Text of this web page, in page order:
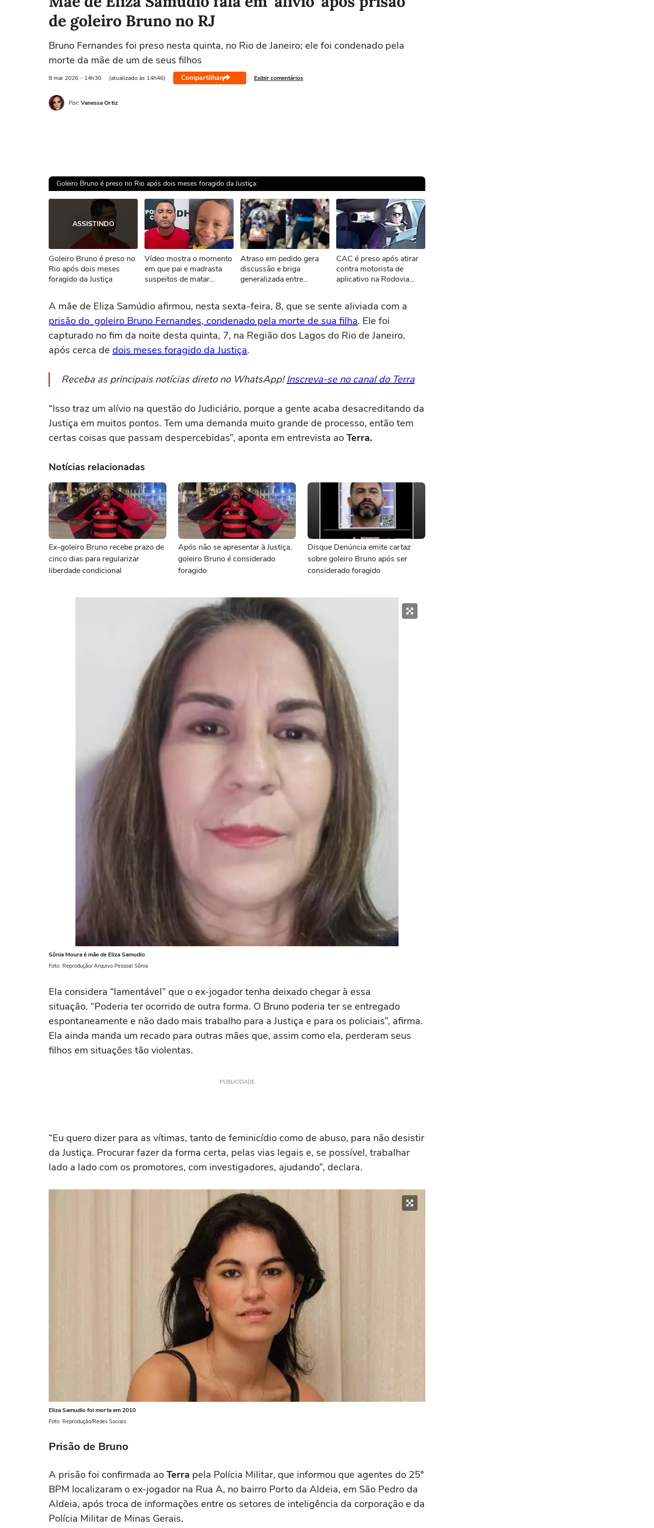
de goleiro Bruno no RJ
Bruno Fernandes foi preso nesta quinta, no Rio de Janeiro; ele foi condenado pela
morte da mãe de um de seus filhos
8 mai 2026 - 14h30 (atualizado às 14h46) Compartilhar Exibir comentários
Por: Vanessa Ortiz
Goleiro Bruno é preso no Rio após dois meses foragido da Justiça:
Ops!
Não foi possível reproduzir o vídeo
Tentar novamente
ASSISTINDO
Goleiro Bruno é preso no
Rio após dois meses
foragido da Justiça
Vídeo mostra o momento
em que pai e madrasta
suspeitos de matar
Atraso em pedido gera
discussão e briga
generalizada entre
CAC é preso após atirar
contra motorista de
aplicativo na Rodovia
A mãe de Eliza Samúdio afirmou, nesta sexta-feira, 8, que se sente aliviada com a
prisão do goleiro Bruno Fernandes, condenado pela morte de sua filha. Ele foi
capturado no fim da noite desta quinta, 7, na Região dos Lagos do Rio de Janeiro,
após cerca de dois meses foragido da Justiça.
Receba as principais notícias direto no WhatsApp!Inscreva-se no canal do Terra
“Isso traz um alívio na questão do Judiciário, porque a gente acaba desacreditando da
Justiça em muitos pontos. Tem uma demanda muito grande de processo, então tem
certas coisas que passam despercebidas”, aponta em entrevista aoTerra.
Notícias relacionadas
Ex-goleiro Bruno recebe prazo de
cinco dias para regularizar
liberdade condicional
Após não se apresentar à Justiça,
goleiro Bruno é considerado
foragido
Disque Denúncia emite cartaz
sobre goleiro Bruno após ser
considerado foragido
Sônia Moura é mãe de Eliza Samudio
Foto: Reprodução/ Arquivo Pessoal Sônia
Ela considera “lamentável” que o ex-jogador tenha deixado chegar à essa
situação. “Poderia ter ocorrido de outra forma. O Bruno poderia ter se entregado
espontaneamente e não dado mais trabalho para a Justiça e para os policiais”, afirma.
Ela ainda manda um recado para outras mães que, assim como ela, perderam seus
filhos em situações tão violentas.
PUBLICIDADE
“Eu quero dizer para as vítimas, tanto de feminicídio como de abuso, para não desistir
da Justiça. Procurar fazer da forma certa, pelas vias legais e, se possível, trabalhar
lado a lado com os promotores, com investigadores, ajudando”, declara.
Eliza Samudio foi morta em 2010
Foto: Reprodução/Redes Sociais
Prisão de Bruno
A prisão foi confirmada aoTerra pela Polícia Militar, que informou que agentes do 25º
BPM localizaram o ex-jogador na Rua A, no bairro Porto da Aldeia, em São Pedro da
Aldeia, após troca de informações entre os setores de inteligência da corporação e da
Polícia Militar de Minas Gerais.